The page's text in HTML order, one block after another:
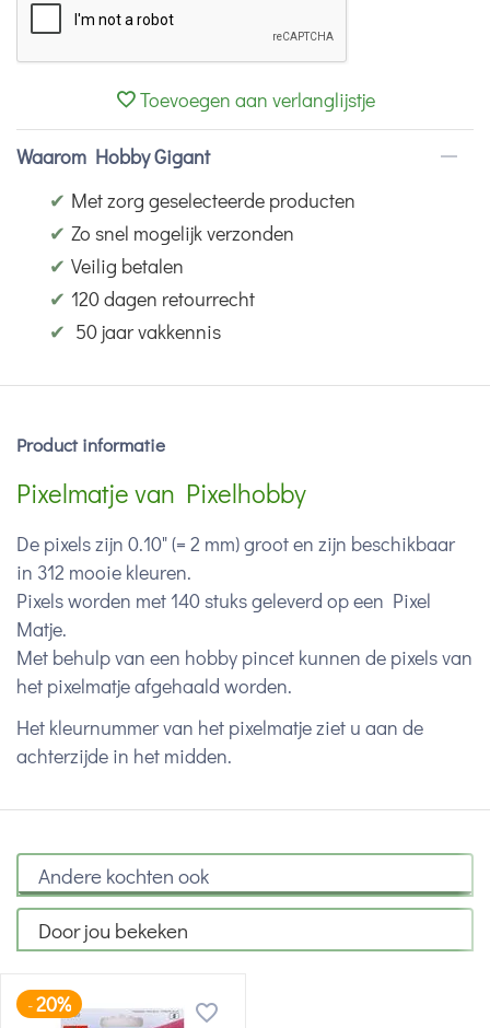
Toevoegen aan verlanglijstje
Waarom Hobby Gigant
✔ Met zorg geselecteerde producten
✔ Zo snel mogelijk verzonden
✔ Veilig betalen
✔ 120 dagen retourrecht
✔ 50 jaar vakkennis
Product informatie
Pixelmatje van Pixelhobby
De pixels zijn 0.10" (= 2 mm) groot en zijn beschikbaar
in 312 mooie kleuren.
Pixels worden met 140 stuks geleverd op een Pixel
Matje.
Met behulp van een hobby pincet kunnen de pixels van
het pixelmatje afgehaald worden.
Het kleurnummer van het pixelmatje ziet u aan de
achterzijde in het midden.
Andere kochten ook
Door jou bekeken
-20%